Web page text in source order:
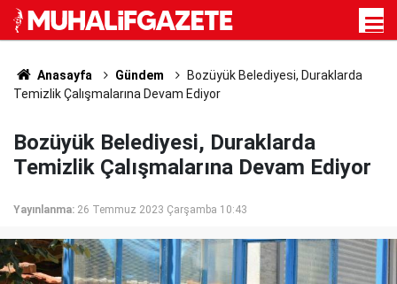
Anasayfa Gündem
Bozüyük Belediyesi, Duraklarda
Temizlik Çalışmalarına Devam Ediyor
Bozüyük Belediyesi, Duraklarda
Temizlik Çalışmalarına Devam Ediyor
Yayınlanma: 26 Temmuz 2023 Çarşamba 10:43